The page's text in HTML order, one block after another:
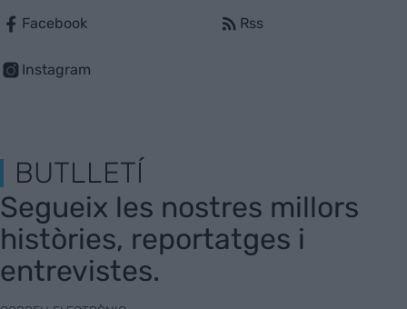
Facebook
Instagram
Rss
BUTLLETÍ
Segueix les nostres millors
històries, reportatges i
entrevistes.